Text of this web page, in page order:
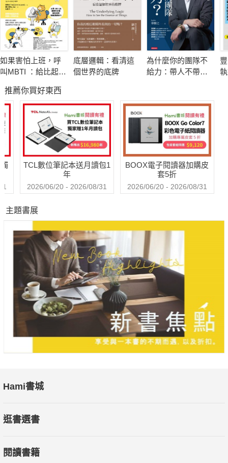
格、溫暖而睿智的領導風格。
》讀書，是整理思緒最好的方式《
》看栗山英樹如何將「閱讀力」 轉化為領軍面向世界的統馭力！
《
本書共計有〈泰然〉〈逆境〉〈毫不猶豫〉〈堅信不疑〉〈共
同〉5個篇章，每一篇章下收錄12篇文章（全書共計61篇），每
篇文章引用一中國經典（四書五經、孔孟思想等）名句，或日本
思想家名言，與他訓練及比賽後的省思相互串聯。
◎如何培養人才？
◎如何凝聚組織？
◎為什麼我們得以獲勝？
◎為什麼我們無法擊敗對手？
栗山英樹在本書中撫心自問、試圖從前人的智慧中尋找答案。
這是一本輕巧的管理哲學枕邊書、一帖點燃工作熱忱的心靈處
方，更是一本將團隊置於個人之上的熱情教練，在球員教育、球
隊管理、比賽戰術運用以及自己要求方面的內省日記。
獻給所有對自我成長懷抱期許和熱誠的年輕人、在職場徬徨無助
擔心迷失方向的上班族，以及所有積極提攜後輩、改造組織的管
理者。
如果害怕上班，呼
叫MBTI ：給比起工
力的上班族，讓心
變輕鬆的16型人格
共事說明書
底層邏輯：看清這
個世界的底牌
為什麼你的團隊不
給力：帶人不帶
推薦你買好東西
TCL數位筆記本送月讀包1
年
2026/06/20 - 2026/08/31
BOOX電子閱讀器加購皮
套5折
2026/06/20 - 2026/08/31
主題書展
Hami書城
逛書選書
閱讀書籍